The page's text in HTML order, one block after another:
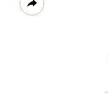
Plus
de